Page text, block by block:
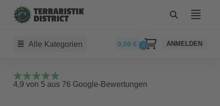
Alle Kategorien 0,00€ 0 ANMELDEN
4,9 von 5 aus 76 Google-Bewertungen